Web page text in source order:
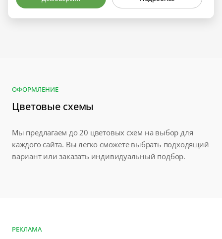
ОФОРМЛЕНИЕ
Цветовые схемы
Мы предлагаем до 20 цветовых схем на выбор для
каждого сайта. Вы легко сможете выбрать подходящий
вариант или заказать индивидуальный подбор.
РЕКЛАМА